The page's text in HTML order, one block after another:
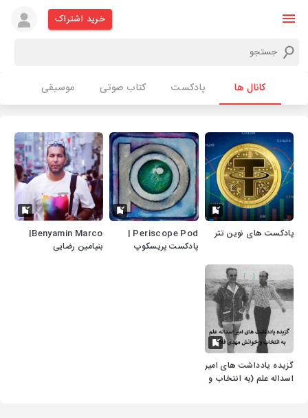
خرید اشتراک
کانال ها پادکست کتاب صوتی موسیقی
پادکست های نوین تتر
Periscope Pod |
پادکست پریسکوپ
Benyamin Marco|
بنیامین رضایی
گزیده یادداشت های امیر
اسداله علم (به انتخاب و